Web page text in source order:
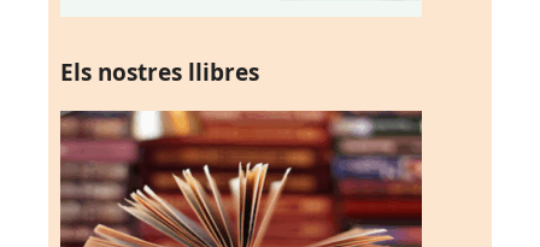
Els nostres llibres